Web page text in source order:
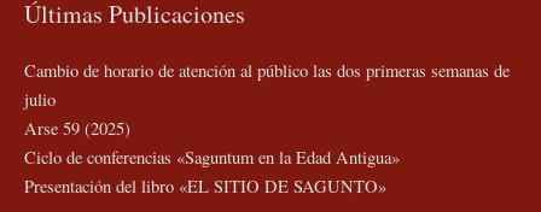
Últimas Publicaciones
Cambio de horario de atención al público las dos primeras semanas de
julio
Arse 59 (2025)
Ciclo de conferencias «Saguntum en la Edad Antigua»
Presentación del libro «EL SITIO DE SAGUNTO»